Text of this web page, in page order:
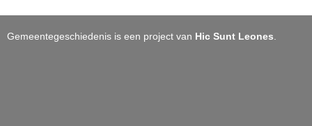
Gemeentegeschiedenis is een project van Hic Sunt Leones